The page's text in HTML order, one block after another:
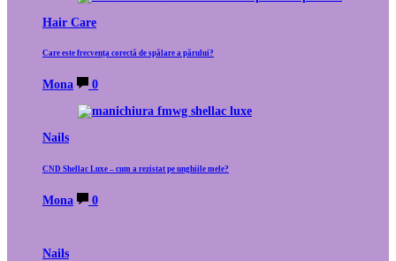
Hair Care
Care este frecvența corectă de spălare a părului?
Mona 0
Nails
CND Shellac Luxe – cum a rezistat pe unghiile mele?
Mona 0
Nails